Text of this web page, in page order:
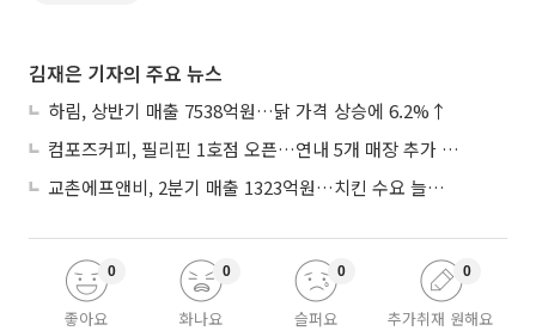
김재은 기자의 주요 뉴스
하림, 상반기 매출 7538억원…닭 가격 상승에 6.2%↑
컴포즈커피, 필리핀 1호점 오픈…연내 5개 매장 추가 출점
교촌에프앤비, 2분기 매출 1323억원…치킨 수요 늘며 4.9%↑
좋아요
0
화나요
0
슬퍼요
0
추가취재 원해요
0